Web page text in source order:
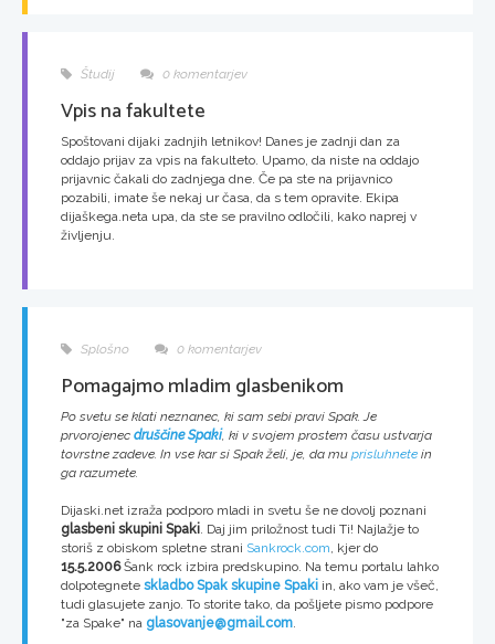
Študij 0 komentarjev
Vpis na fakultete
Spoštovani dijaki zadnjih letnikov! Danes je zadnji dan za
oddajo prijav za vpis na fakulteto. Upamo, da niste na oddajo
prijavnic čakali do zadnjega dne. Če pa ste na prijavnico
pozabili, imate še nekaj ur časa, da s tem opravite. Ekipa
dijaškega.neta upa, da ste se pravilno odločili, kako naprej v
življenju.
Splošno 0 komentarjev
Pomagajmo mladim glasbenikom
Po svetu se klati neznanec, ki sam sebi pravi Spak. Je
prvorojenec druščine Spaki, ki v svojem prostem času ustvarja
tovrstne zadeve. In vse kar si Spak želi, je, da mu prisluhnete in
ga razumete.
Dijaski.net izraža podporo mladi in svetu še ne dovolj poznani
glasbeni skupini Spaki. Daj jim priložnost tudi Ti! Najlažje to
storiš z obiskom spletne strani Sankrock.com, kjer do
15.5.2006Šank rock izbira predskupino. Na temu portalu lahko
dolpotegnete skladbo Spak skupine Spaki in, ako vam je všeč,
tudi glasujete zanjo. To storite tako, da pošljete pismo podpore
"za Spake" na glasovanje@gmail.com.